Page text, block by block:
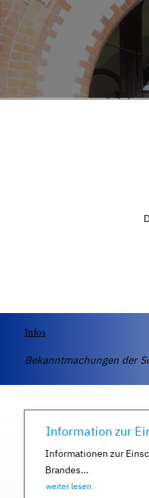
Infos
Bekanntmachungen der
Information zur
Informationen zur
Brandes...
weiter lesen